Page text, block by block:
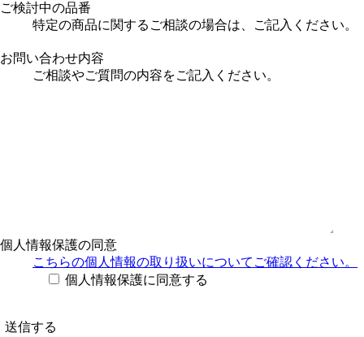
ご検討中の品番
特定の商品に関するご相談の場合は、ご記入ください。
お問い合わせ内容
ご相談やご質問の内容をご記入ください。
個人情報保護の同意
こちらの個人情報の取り扱いについてご確認ください。
個人情報保護に同意する